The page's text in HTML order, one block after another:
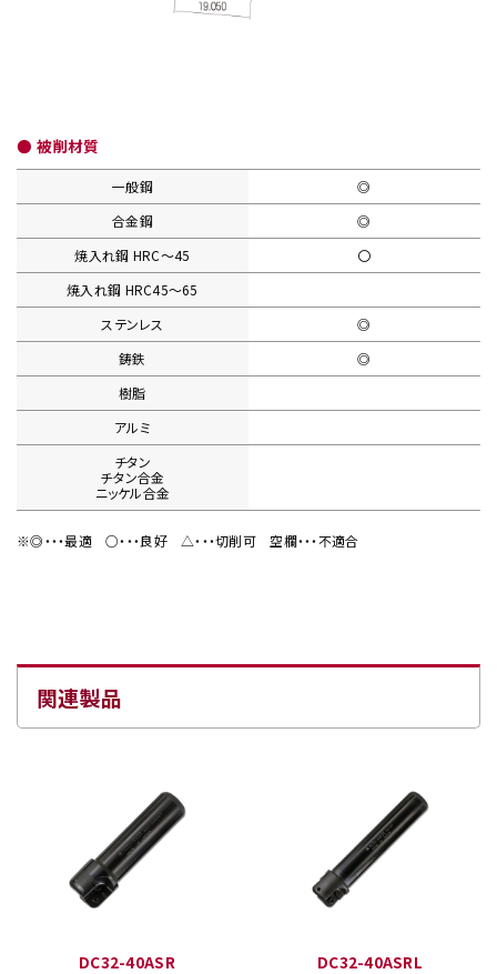
● 被削材質
一般鋼
◎
合金鋼
◎
焼入れ鋼 HRC〜45
〇
焼入れ鋼 HRC45〜65
ステンレス
◎
鋳鉄
◎
樹脂
アルミ
チタン
チタン合金
ニッケル合金
※◎・・・最適○・・・良好△・・・切削可 空欄・・・不適合
関連製品
DC32-40ASR DC32-40ASRL